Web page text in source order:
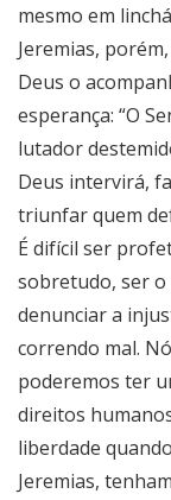
mesmo em
Jeremias,
Deus o
esperança: “O
lutador
Deus intervirá,
triunfar quem
É difícil ser
sobretudo, ser
denunciar a
correndo mal.
poderemos ter
direitos
liberdade
Jeremias,